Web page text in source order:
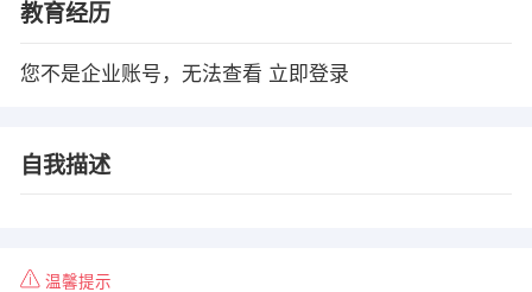
教育经历
您不是企业账号，无法查看 立即登录
自我描述
温馨提示